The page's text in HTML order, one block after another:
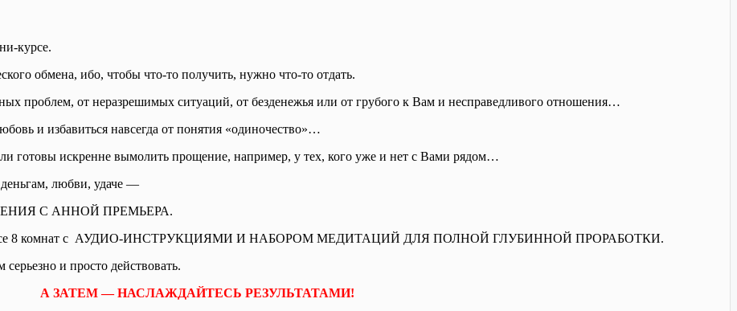
курсе.
обмена, ибо, чтобы что-то получить, нужно что-то отдать.
проблем, от неразрешимых ситуаций, от безденежья или от грубого к Вам и несправедливого отношения…
и избавиться навсегда от понятия «одиночество»…
готовы искренне вымолить прощение, например, у тех, кого уже и нет с Вами рядом…
любви, удаче —
С АННОЙ ПРЕМЬЕРА.
все 8 комнат с АУДИО-ИНСТРУКЦИЯМИ И НАБОРОМ МЕДИТАЦИЙ ДЛЯ ПОЛНОЙ ГЛУБИННОЙ ПРОРАБОТКИ.
и просто действовать.
А ЗАТЕМ — НАСЛАЖДАЙТЕСЬ РЕЗУЛЬТАТАМИ!